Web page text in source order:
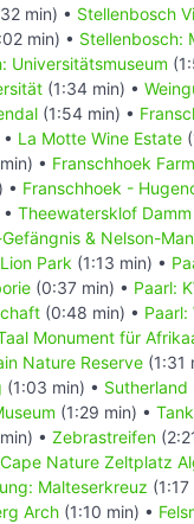
min) • Stellenbosch
min) • Stellenbosch:
Universitätsmuseum
(1:34 min) •
(1:54 min) •
La Motte Wine Estate
• Franschhoek
• Franschhoek -
Theewatersklof
& Nelson-
Park (1:13 min) •
(0:37 min) • Paarl:
(0:48 min) •
Monument für
Nature Reserve (1:31
(1:03 min) • Sutherland
(1:29 min) •
• Zebrastreifen
Cape Nature Zeltplatz
Malteserkreuz (1:17
Arch (1:10 min) •